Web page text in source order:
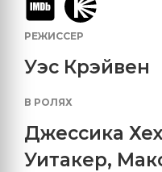
РЕЖИССЕР
Уэс Крэйвен
В РОЛЯХ
Джессика
Уитакер,